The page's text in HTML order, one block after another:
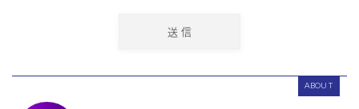
ABOUT